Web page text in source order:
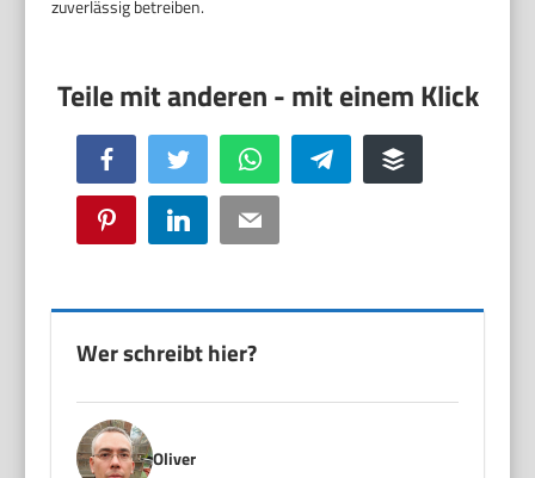
zuverlässig betreiben.
Facebook Twitter WhatsApp Telegram Buffer
Pinterest LinkedIn Email
Wer schreibt hier?
Oliver